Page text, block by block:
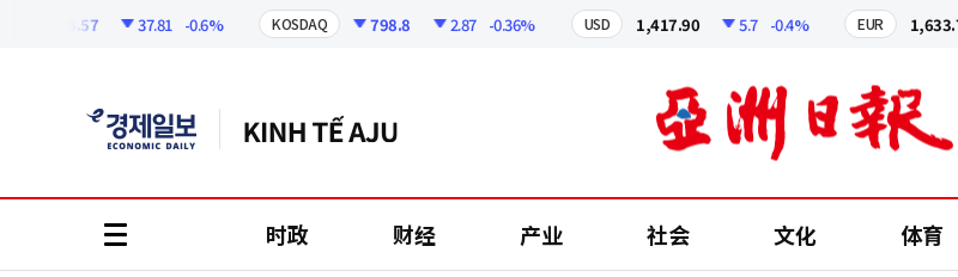
37.81 -0.6% KOSDAQ 798.8 2.87 -0.36% USD 1,417.90 5.7 -0.4% EUR 1,633.70
时政 财经 产业 社会 文化 体育